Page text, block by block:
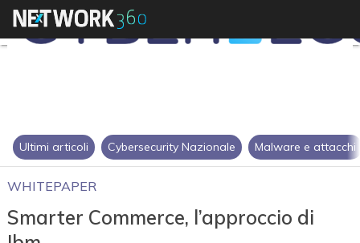
Ultimi articoli Cybersecurity Nazionale Malware e attacchi
WHITEPAPER
Smarter Commerce, l’approccio di